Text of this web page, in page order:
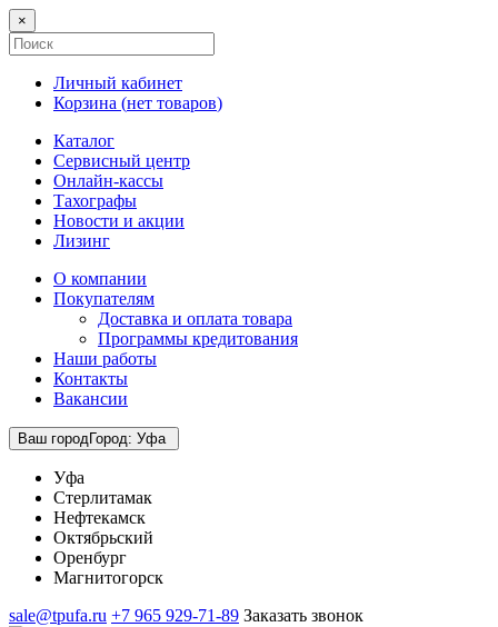
×
Личный кабинет
Корзина (нет товаров)
Каталог
Сервисный центр
Онлайн-кассы
Тахографы
Новости и акции
Лизинг
О компании
Покупателям
Доставка и оплата товара
Программы кредитования
Наши работы
Контакты
Вакансии
Ваш городГород: Уфа
Уфа
Стерлитамак
Нефтекамск
Октябрьский
Оренбург
Магнитогорск
sale@tpufa.ru +7 965 929-71-89 Заказать звонок